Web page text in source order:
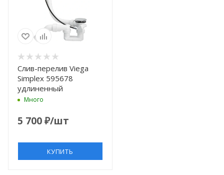
Слив-перелив Viega
Simplex 595678
удлиненный
Много
5 700₽/шт
КУПИТЬ